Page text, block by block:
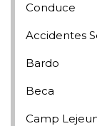
Conduce
Accidentes
Bardo
Beca
Camp